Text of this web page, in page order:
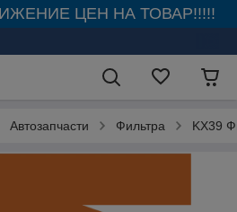
ЦЕН НА ТОВАР!!!!!
Автозапчасти Фильтра KX39